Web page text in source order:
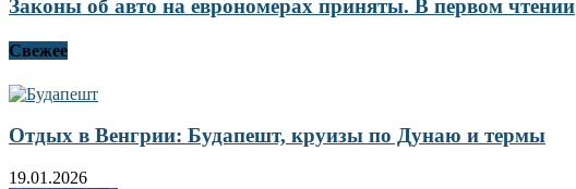
Законы об авто на еврономерах приняты. В первом чтении
Свежее
Отдых в Венгрии: Будапешт, круизы по Дунаю и термы
19.01.2026